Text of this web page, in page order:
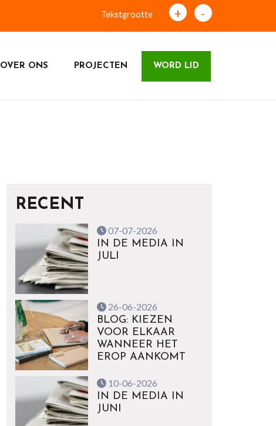
Tekstgrootte + -
OVER ONS PROJECTEN WORD LID
RECENT
07-07-2026
IN DE MEDIA IN
JULI
26-06-2026
BLOG: KIEZEN
VOOR ELKAAR
WANNEER HET
EROP AANKOMT
10-06-2026
IN DE MEDIA IN
JUNI